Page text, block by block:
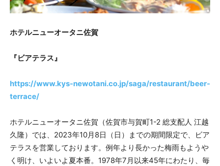
ホテルニューオータニ佐賀
『ビアテラス』
https://www.kys-newotani.co.jp/saga/restaurant/beer-
terrace/
ホテルニューオータニ佐賀（佐賀市与賀町1-2 総支配人 江越
久隆）では、2023年10月8日（日）までの期間限定で、ビア
テラスを営業しております。例年より長かった梅雨もようや
く明け、いよいよ夏本番。1978年7月以来45年にわたり、毎